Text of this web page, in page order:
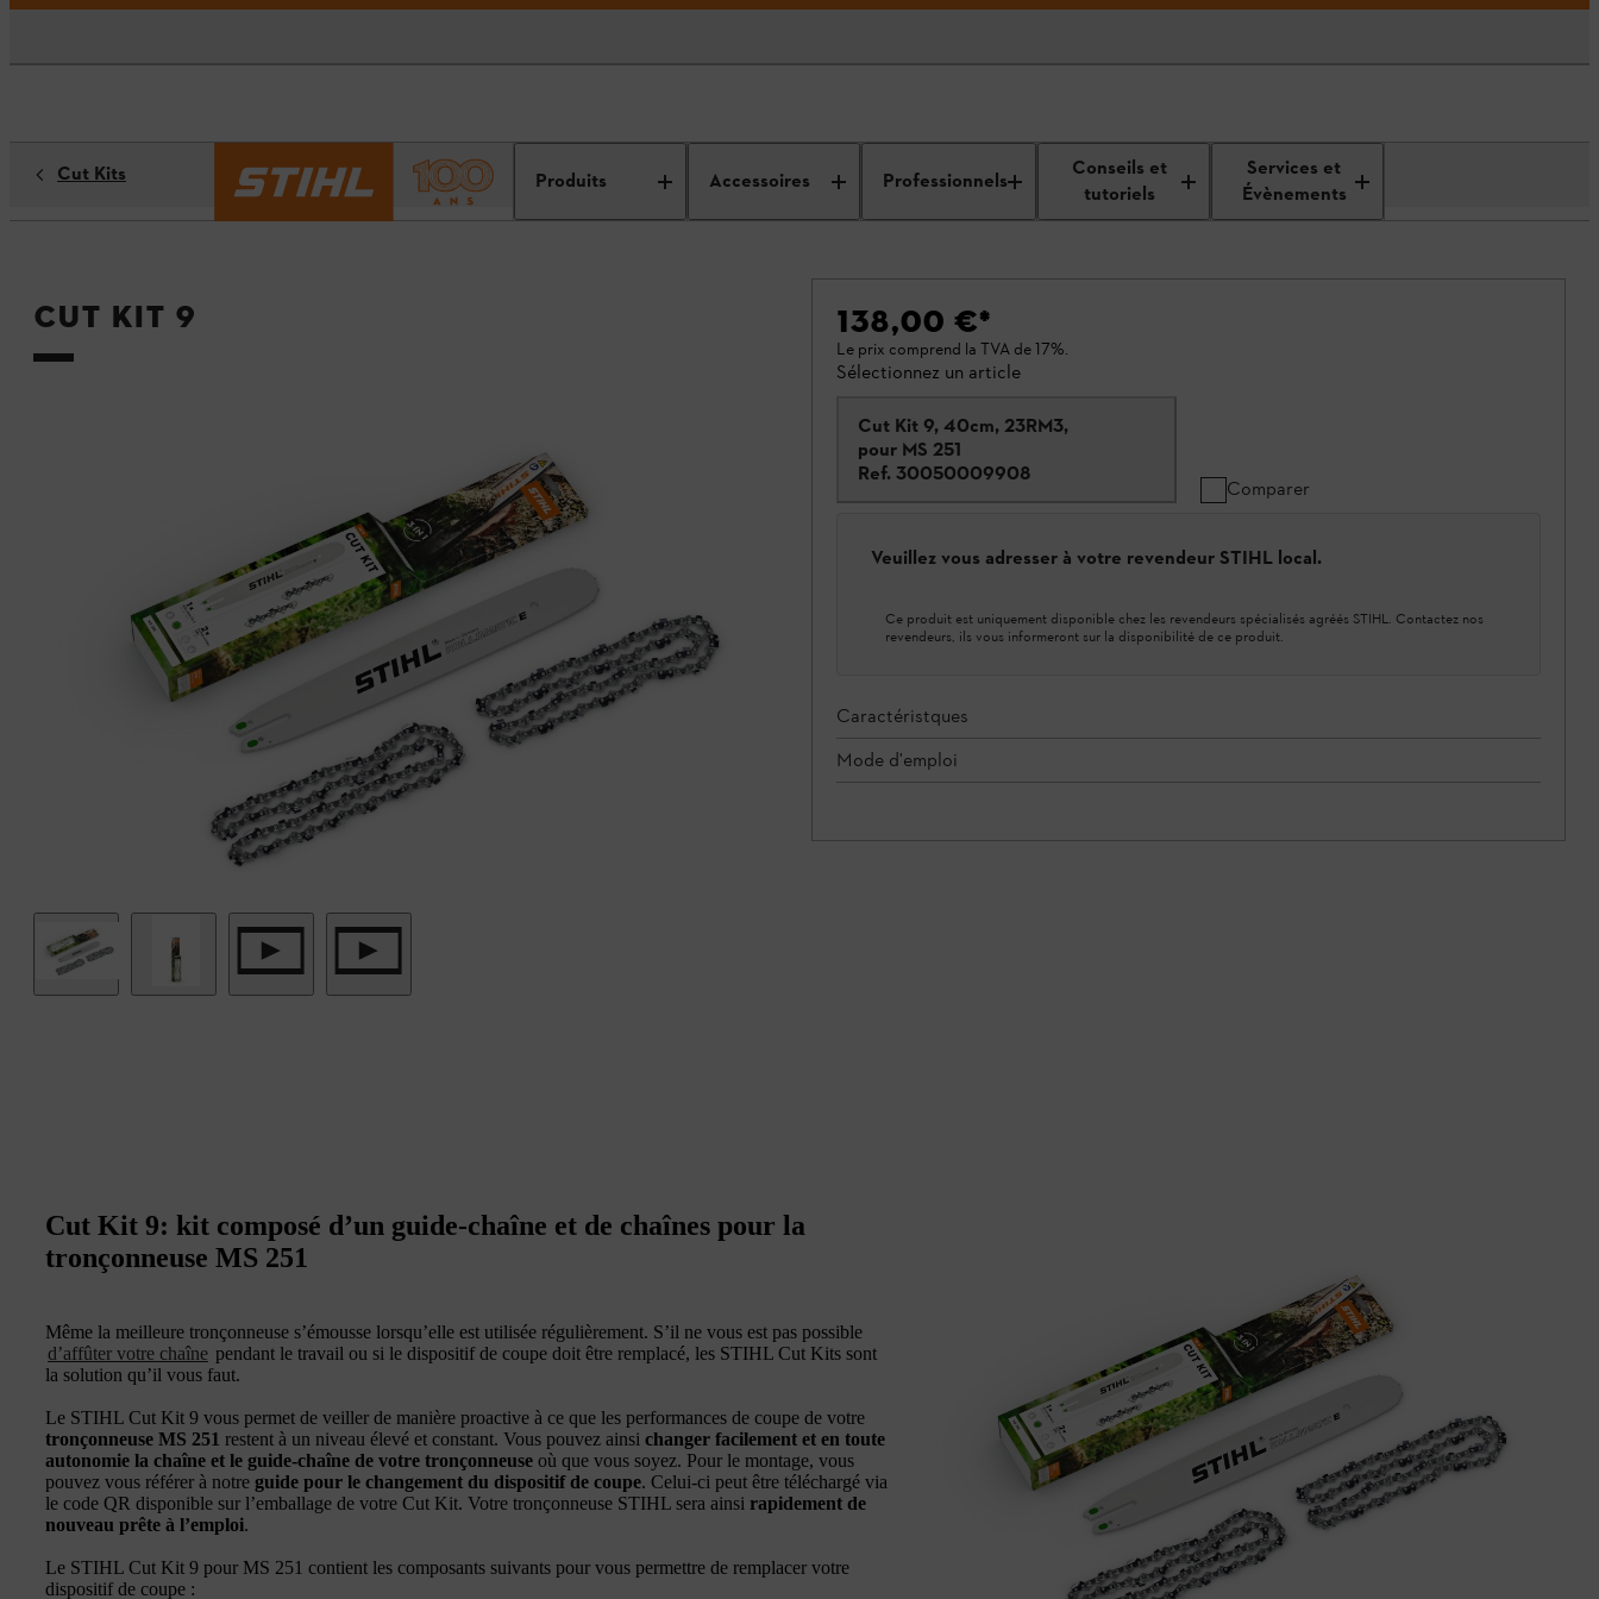
Produits Accessoires Professionnels
Conseils et
tutoriels
Services et
Évènements
Cut Kits
Cut Kit 9 138,00 €*
Le prix comprend la TVA de 17%.
Sélectionnez un article
Cut Kit 9, 40cm, 23RM3,
pour MS 251
Ref. 30050009908
Comparer
Veuillez vous adresser à votre revendeur STIHL local.
Ce produit est uniquement disponible chez les revendeurs spécialisés agréés STIHL. Contactez nos
revendeurs, ils vous informeront sur la disponibilité de ce produit.
Caractéristques
Mode d'emploi
Cut Kit 9: kit composé d’un guide-chaîne et de chaînes pour la
tronçonneuse MS 251
Même la meilleure tronçonneuse s’émousse lorsqu’elle est utilisée régulièrement. S’il ne vous est pas possible
d’affûter votre chaîne pendant le travail ou si le dispositif de coupe doit être remplacé, les STIHL Cut Kits sont
la solution qu’il vous faut.
Le STIHL Cut Kit 9 vous permet de veiller de manière proactive à ce que les performances de coupe de votre
tronçonneuse MS 251 restent à un niveau élevé et constant. Vous pouvez ainsi changer facilement et en toute
autonomie la chaîne et le guide-chaîne de votre tronçonneuse où que vous soyez. Pour le montage, vous
pouvez vous référer à notre guide pour le changement du dispositif de coupe. Celui-ci peut être téléchargé via
le code QR disponible sur l’emballage de votre Cut Kit. Votre tronçonneuse STIHL sera ainsi rapidement de
nouveau prête à l’emploi.
Le STIHL Cut Kit 9 pour MS 251 contient les composants suivants pour vous permettre de remplacer votre
dispositif de coupe :